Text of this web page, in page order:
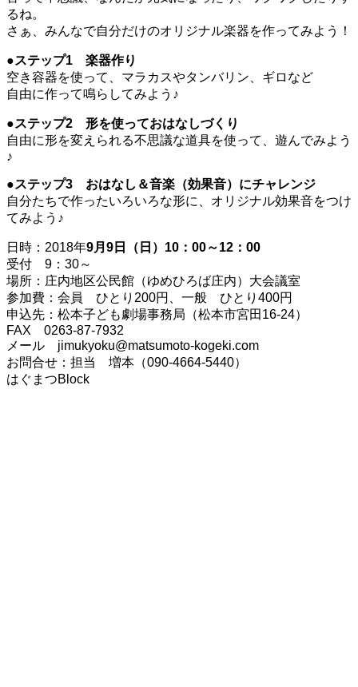
るね。
さぁ、みんなで自分だけのオリジナル楽器を作ってみよう！
●ステップ1 楽器作り
空き容器を使って、マラカスやタンバリン、ギロなど
自由に作って鳴らしてみよう♪
●ステップ2 形を使っておはなしづくり
自由に形を変えられる不思議な道具を使って、遊んでみよう
♪
●ステップ3 おはなし＆音楽（効果音）にチャレンジ
自分たちで作ったいろいろな形に、オリジナル効果音をつけ
てみよう♪
日時：2018年9月9日（日）10：00～12：00
受付 9：30～
場所：庄内地区公民館（ゆめひろば庄内）大会議室
参加費：会員 ひとり200円、一般 ひとり400円
申込先：松本子ども劇場事務局（松本市宮田16-24）
FAX 0263-87-7932
メール jimukyoku@matsumoto-kogeki.com
お問合せ：担当 増本（090-4664-5440）
はぐまつBlock